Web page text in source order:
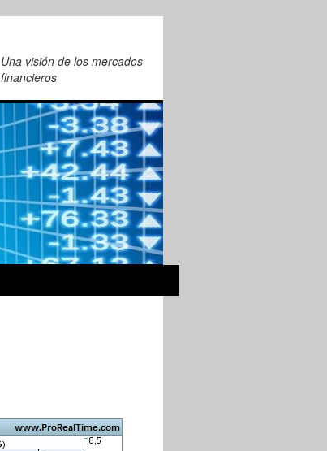
Una visión de los mercados
financieros